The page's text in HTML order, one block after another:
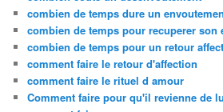
combien de temps dure un
combien de temps pour recuperer son
combien de temps pour un retour
comment faire le retour d'affection
comment faire le rituel d amour
Comment faire pour qu'il revienne de